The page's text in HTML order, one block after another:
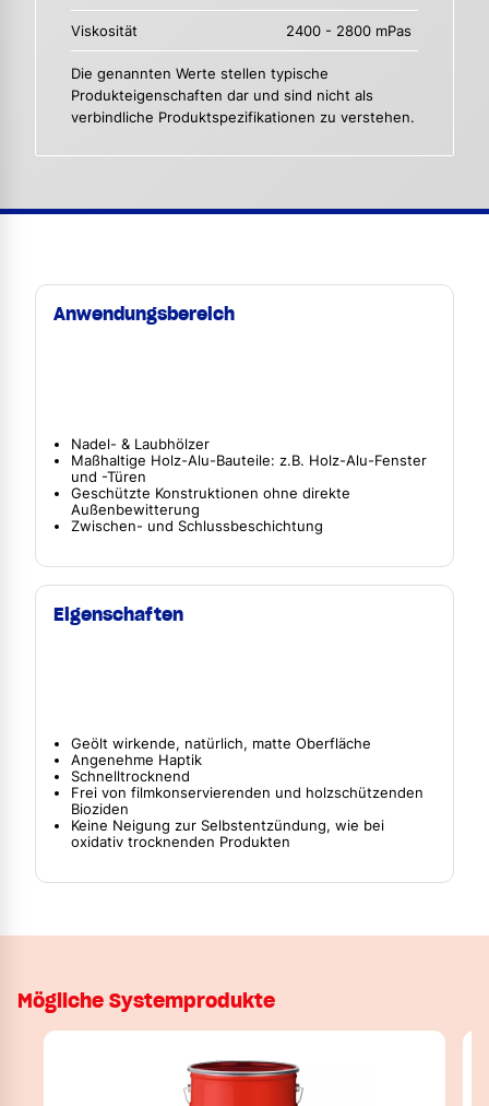
Viskosität 2400 - 2800 mPas
Die genannten Werte stellen typische
Produkteigenschaften dar und sind nicht als
verbindliche Produktspezifikationen zu verstehen.
Anwendungsbereich
Nadel- & Laubhölzer
Maßhaltige Holz-Alu-Bauteile: z.B. Holz-Alu-Fenster
und -Türen
Geschützte Konstruktionen ohne direkte
Außenbewitterung
Zwischen- und Schlussbeschichtung
Eigenschaften
Geölt wirkende, natürlich, matte Oberfläche
Angenehme Haptik
Schnelltrocknend
Frei von filmkonservierenden und holzschützenden
Bioziden
Keine Neigung zur Selbstentzündung, wie bei
oxidativ trocknenden Produkten
Mögliche Systemprodukte